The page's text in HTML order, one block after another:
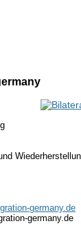
germany.de
germany.de